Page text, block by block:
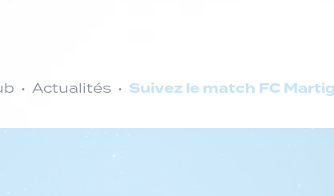
Actualités Suivez le match FC